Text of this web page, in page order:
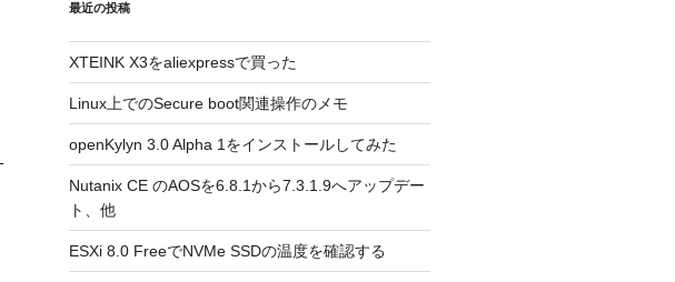
最近の投稿
XTEINK X3をaliexpressで買った
Linux上でのSecure boot関連操作のメモ
openKylyn 3.0 Alpha 1をインストールしてみた
Nutanix CE のAOSを6.8.1から7.3.1.9へアップデー
ト、他
ESXi 8.0 FreeでNVMe SSDの温度を確認する